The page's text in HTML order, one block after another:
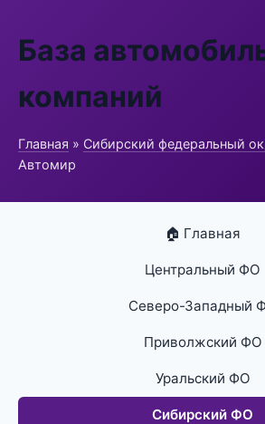
База
компаний
Главная » Сибирский федеральный
Автомир
🏠 Главная
Центральный ФО
Северо-Западный
Приволжский ФО
Уральский ФО
Сибирский ФО